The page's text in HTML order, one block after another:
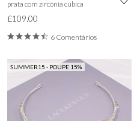
prata com zircónia cúbica
£109.00
6 Comentários
SUMMER15 - POUPE 15%